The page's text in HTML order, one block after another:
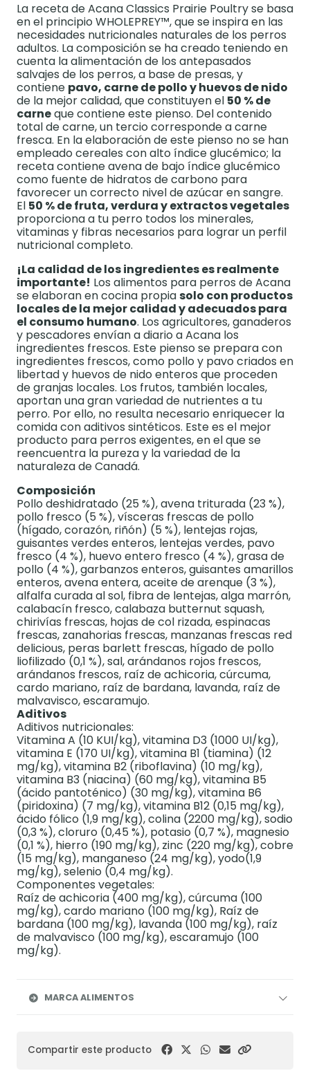
La receta de Acana Classics Prairie Poultry se basa
en el principio WHOLEPREY™, que se inspira en las
necesidades nutricionales naturales de los perros
adultos. La composición se ha creado teniendo en
cuenta la alimentación de los antepasados
salvajes de los perros, a base de presas, y
contiene pavo, carne de pollo y huevos de nido
de la mejor calidad, que constituyen el 50 % de
carneque contiene este pienso. Del contenido
total de carne, un tercio corresponde a carne
fresca. En la elaboración de este pienso no se han
empleado cereales con alto índice glucémico; la
receta contiene avena de bajo índice glucémico
como fuente de hidratos de carbono para
favorecer un correcto nivel de azúcar en sangre.
El 50 % de fruta, verdura y extractos vegetales
proporciona a tu perro todos los minerales,
vitaminas y fibras necesarios para lograr un perfil
nutricional completo.
¡La calidad de los ingredientes es realmente
importante! Los alimentos para perros de Acana
se elaboran en cocina propiasolo con productos
locales de la mejor calidad y adecuados para
el consumo humano. Los agricultores, ganaderos
y pescadores envían a diario a Acana los
ingredientes frescos. Este pienso se prepara con
ingredientes frescos, como pollo y pavo criados en
libertad y huevos de nido enteros que proceden
de granjas locales. Los frutos, también locales,
aportan una gran variedad de nutrientes a tu
perro. Por ello, no resulta necesario enriquecer la
comida con aditivos sintéticos. Este es el mejor
producto para perros exigentes, en el que se
reencuentra la pureza y la variedad de la
naturaleza de Canadá.
Composición
Pollo deshidratado (25 %), avena triturada (23 %),
pollo fresco (5 %), vísceras frescas de pollo
(hígado, corazón, riñón) (5 %), lentejas rojas,
guisantes verdes enteros, lentejas verdes, pavo
fresco (4 %), huevo entero fresco (4 %), grasa de
pollo (4 %), garbanzos enteros, guisantes amarillos
enteros, avena entera, aceite de arenque (3 %),
alfalfa curada al sol, fibra de lentejas, alga marrón,
calabacín fresco, calabaza butternut squash,
chirivías frescas, hojas de col rizada, espinacas
frescas, zanahorias frescas, manzanas frescas red
delicious, peras barlett frescas, hígado de pollo
liofilizado (0,1 %), sal, arándanos rojos frescos,
arándanos frescos, raíz de achicoria, cúrcuma,
cardo mariano, raíz de bardana, lavanda, raíz de
malvavisco, escaramujo.
Aditivos
Aditivos nutricionales:
Vitamina A (10 KUI/kg), vitamina D3 (1000 UI/kg),
vitamina E (170 UI/kg), vitamina B1 (tiamina) (12
mg/kg), vitamina B2 (riboflavina) (10 mg/kg),
vitamina B3 (niacina) (60 mg/kg), vitamina B5
(ácido pantoténico) (30 mg/kg), vitamina B6
(piridoxina) (7 mg/kg), vitamina B12 (0,15 mg/kg),
ácido fólico (1,9 mg/kg), colina (2200 mg/kg), sodio
(0,3 %), cloruro (0,45 %), potasio (0,7 %), magnesio
(0,1 %), hierro (190 mg/kg), zinc (220 mg/kg), cobre
(15 mg/kg), manganeso (24 mg/kg), yodo(1,9
mg/kg), selenio (0,4 mg/kg).
Componentes vegetales:
Raíz de achicoria (400 mg/kg), cúrcuma (100
mg/kg), cardo mariano (100 mg/kg), Raíz de
bardana (100 mg/kg), lavanda (100 mg/kg), raíz
de malvavisco (100 mg/kg), escaramujo (100
mg/kg).
MARCA ALIMENTOS
Compartir este producto